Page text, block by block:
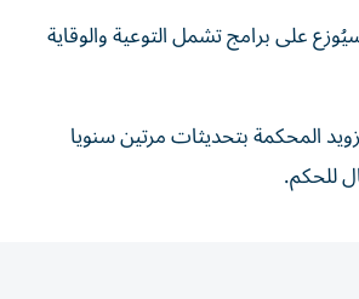
على برامج تشمل التوعية والوقاية
المحكمة بتحديثات مرتين سنويا
للحكم.